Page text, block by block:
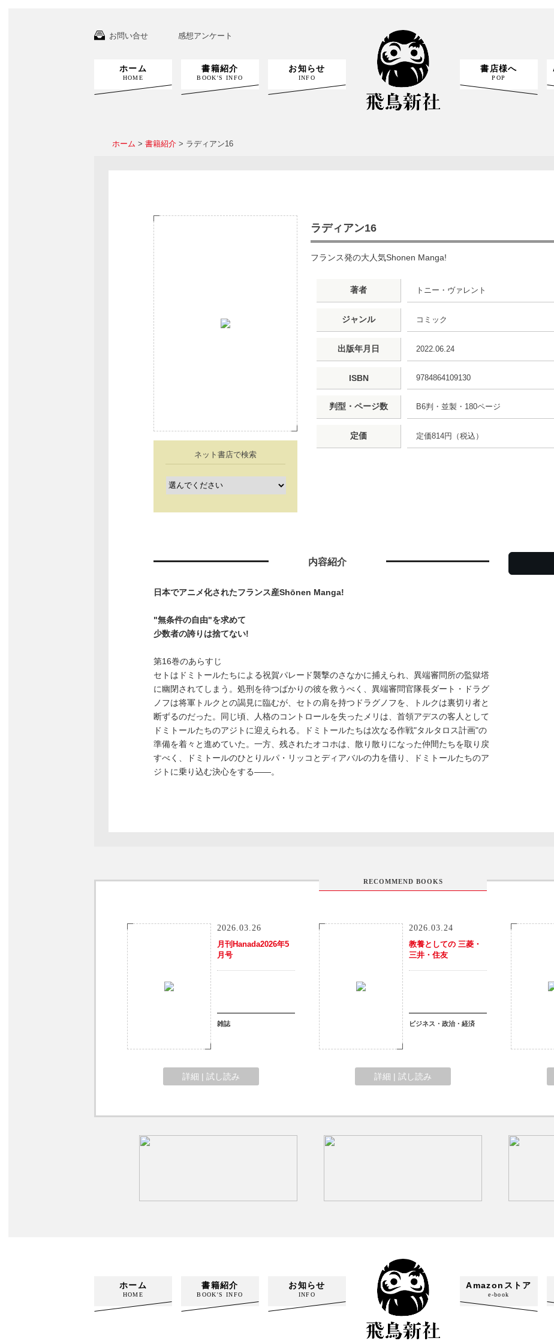
お問い合せ 感想アンケート
ホーム
HOME
書籍紹介
BOOK'S INFO
お知らせ
INFO
書店様へ
POP
ホーム > 書籍紹介 > ラディアン16
ラディアン16
フランス発の大人気Shonen Manga!
著者 トニー・ヴァレント
ジャンル コミック
出版年月日 2022.06.24
ISBN 9784864109130
判型・ページ数 B6判・並製・180ページ
定価 定価814円（税込）
ネット書店で検索
内容紹介
日本でアニメ化されたフランス産Shōnen Manga!
"無条件の自由"を求めて
少数者の誇りは捨てない!
第16巻のあらすじ
セトはドミトールたちによる祝賀パレード襲撃のさなかに捕えられ、異端審問所の監獄塔
に幽閉されてしまう。処刑を待つばかりの彼を救うべく、異端審問官隊長ダート・ドラグ
ノフは将軍トルクとの謁見に臨むが、セトの肩を持つドラグノフを、トルクは裏切り者と
断ずるのだった。同じ頃、人格のコントロールを失ったメリは、首領アデスの客人として
ドミトールたちのアジトに迎えられる。ドミトールたちは次なる作戦"タルタロス計画"の
準備を着々と進めていた。一方、残されたオコホは、散り散りになった仲間たちを取り戻
すべく、ドミトールのひとりルパ・リッコとディアバルの力を借り、ドミトールたちのア
ジトに乗り込む決心をする――。
RECOMMEND BOOKS
2026.03.26
月刊Hanada2026年5
月号
雑誌
詳細 | 試し読み
2026.03.24
教養としての 三菱・
三井・住友
ビジネス・政治・経済
詳細 | 試し読み
ホーム
HOME
書籍紹介
BOOK'S INFO
お知らせ
INFO
Amazonストア
e-book